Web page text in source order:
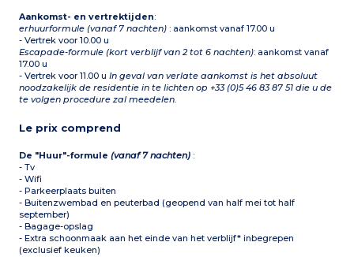
Aankomst- en vertrektijden:
erhuurformule (vanaf 7 nachten) : aankomst vanaf 17.00 u
- Vertrek voor 10.00 u
Escapade-formule (kort verblijf van 2 tot 6 nachten): aankomst vanaf
17.00 u
- Vertrek voor 11.00 uIn geval van verlate aankomst is het absoluut
noodzakelijk de residentie in te lichten op +33 (0)5 46 83 87 51 die u de
te volgen procedure zal meedelen.
Le prix comprend
De "Huur"-formule(vanaf 7 nachten) :
- Tv
- Wifi
- Parkeerplaats buiten
- Buitenzwembad en peuterbad (geopend van half mei tot half
september)
- Bagage-opslag
- Extra schoonmaak aan het einde van het verblijf* inbegrepen
(exclusief keuken)